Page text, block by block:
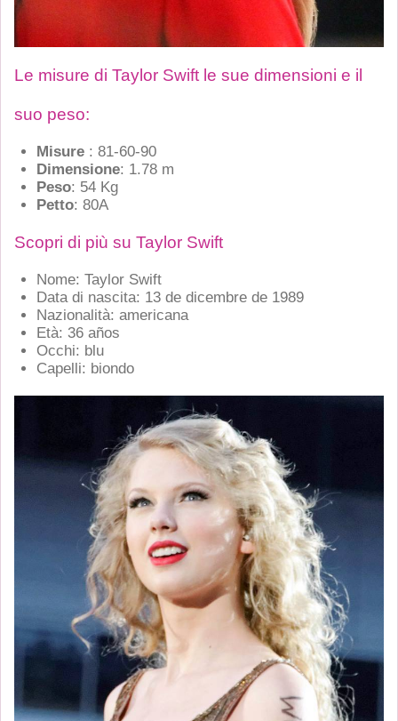
Le misure di Taylor Swift le sue dimensioni e il
suo peso:
Misure : 81-60-90
Dimensione: 1.78 m
Peso: 54 Kg
Petto: 80A
Scopri di più su Taylor Swift
Nome: Taylor Swift
Data di nascita: 13 de dicembre de 1989
Nazionalità: americana
Età: 36 años
Occhi: blu
Capelli: biondo